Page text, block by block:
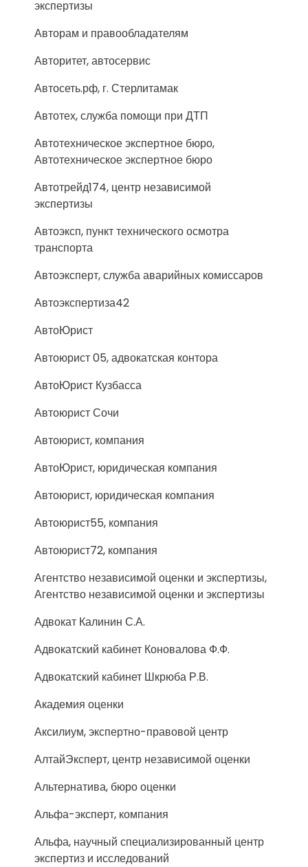
экспертизы
Авторам и правообладателям
Авторитет, автосервис
Автосеть.рф, г. Стерлитамак
Автотех, служба помощи при ДТП
Автотехническое экспертное бюро,
Автотехническое экспертное бюро
Автотрейд174, центр независимой
экспертизы
Автоэксп, пункт технического осмотра
транспорта
Автоэксперт, служба аварийных комиссаров
Автоэкспертиза42
АвтоЮрист
Автоюрист 05, адвокатская контора
АвтоЮрист Кузбасса
Автоюрист Сочи
Автоюрист, компания
АвтоЮрист, юридическая компания
Автоюрист, юридическая компания
Автоюрист55, компания
Автоюрист72, компания
Агентство независимой оценки и экспертизы,
Агентство независимой оценки и экспертизы
Адвокат Калинин С.А.
Адвокатский кабинет Коновалова Ф.Ф.
Адвокатский кабинет Шкрюба Р.В.
Академия оценки
Аксилиум, экспертно-правовой центр
АлтайЭксперт, центр независимой оценки
Альтернатива, бюро оценки
Альфа-эксперт, компания
Альфа, научный специализированный центр
экспертиз и исследований